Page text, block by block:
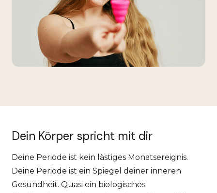
Dein Körper spricht mit dir
Deine Periode ist kein lästiges Monatsereignis.
Deine Periode ist ein Spiegel deiner inneren
Gesundheit. Quasi ein biologisches